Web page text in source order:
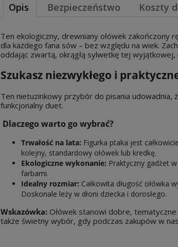
Opis Bezpieczeństwo Koszty
Ten ekologiczny, drewniany ołówek zakończony
dla każdego fana sów – bez względu na wiek.
oddając zwartą, okrągłą sylwetkę tej
Szukasz niezwykłego i
Ten nietuzinkowy przybór do pisania
funkcjonalny duet.
Dlaczego warto go wybrać?
Trwałość na lata: Figurka ptaka jest
kolejny, standardowy ołówek lub kredkę.
Ekologiczne wykonanie: Praktyczny gadżet
farbami.
Idealny rozmiar: Całkowita długość ołówka
Doskonale leży w dłoni dziecka i dorosłego.
Wskazówka: Ołówek stanowi dobre, tematyczne
także świetny wybór, gdy podczas zakupów w